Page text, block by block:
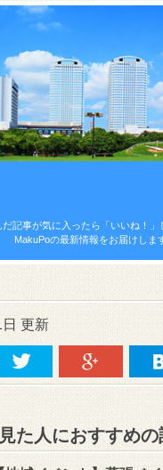
だ記事が気に入ったら 「いいね！」
MakuPoの最新情報をお届けしま
更新
た人におすすめの